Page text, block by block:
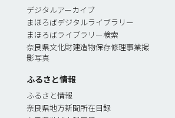
デジタルアーカイブ
まほろばデジタルライブラリー
まほろばライブラリー検索
奈良県文化財建造物保存修理事業撮
影写真
ふるさと情報
ふるさと情報
奈良県地方新聞所在目録